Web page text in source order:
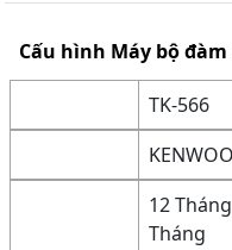
Cấu hình Máy bộ đàm
TK-566
12
Tháng